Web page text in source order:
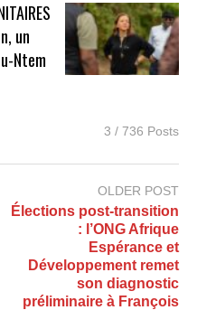
un
Ntem
3 / 736 Posts
OLDER POST
Élections post-transition
: l’ONG Afrique
Espérance et
Développement remet
son diagnostic
préliminaire à François